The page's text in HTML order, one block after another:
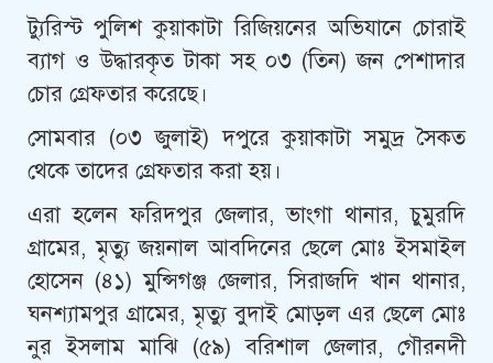
ট্যুরিস্ট পুলিশ কুয়াকাটা রিজিয়নের অভিযানে চোরাই
ব্যাগ ও উদ্ধারকৃত টাকা সহ ০৩ (তিন) জন পেশাদার
চোর গ্রেফতার করেছে।
সোমবার (০৩ জুলাই) দপুরে কুয়াকাটা সমুদ্র সৈকত
থেকে তাদের গ্রেফতার করা হয়।
এরা হলেন ফরিদপুর জেলার, ভাংগা থানার, চুমুরদি
গ্রামের, মৃত্যু জয়নাল আবদিনের ছেলে মোঃ ইসমাইল
হোসেন (৪১) মুন্সিগঞ্জ জেলার, সিরাজদি খান থানার,
ঘনশ্যামপুর গ্রামের, মৃত্যু বুদাই মোড়ল এর ছেলে মোঃ
নুর ইসলাম মাঝি (৫৯) বরিশাল জেলার, গৌরনদী